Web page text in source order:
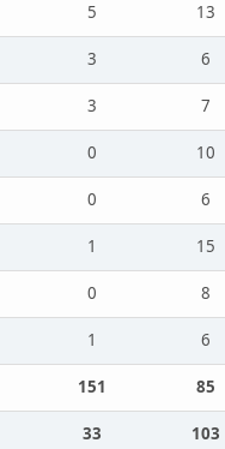
5
13
3
6
3
7
0
10
0
6
1
15
0
8
1
6
151
85
33
103